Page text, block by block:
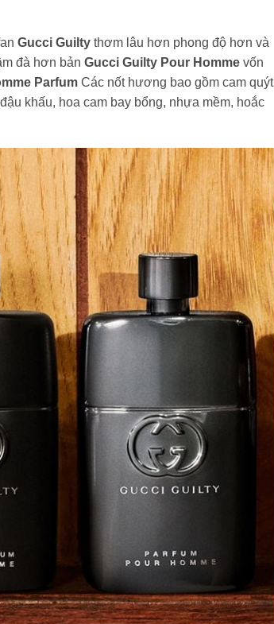
Gucci Guiltythơm lâu hơn phong độ hơn và
đà hơn bản Gucci Guilty Pour Hommevốn
ParfumCác nốt hương bao gồm cam quýt
khấu, hoa cam bay bổng, nhựa mềm, hoắc